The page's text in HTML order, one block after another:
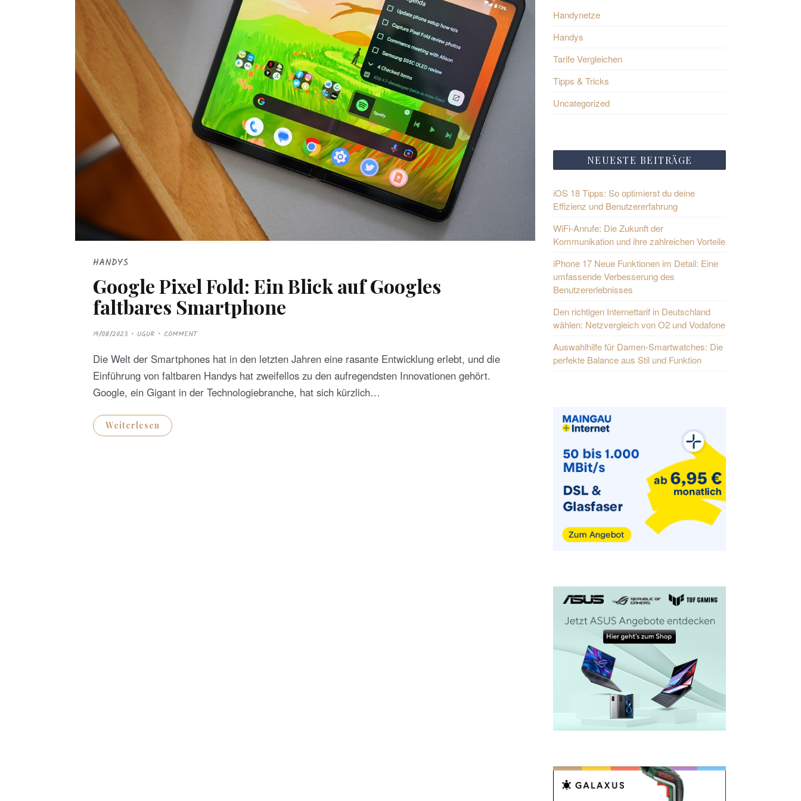
HANDYS
Google Pixel Fold: Ein Blick auf Googles
faltbares Smartphone
P
O
T
E
O
N
19/08/2023 UGUR COMMENT
Die Welt der Smartphones hat in den letzten Jahren eine rasante Entwicklung erlebt, und die
Einführung von faltbaren Handys hat zweifellos zu den aufregendsten Innovationen gehört.
Google, ein Gigant in der Technologiebranche, hat sich kürzlich…
Weiterlesen
Handynetze
Handys
Tarife Vergleichen
Tipps & Tricks
Uncategorized
NEUESTE BEITRÄGE
iOS 18 Tipps: So optimierst du deine
Effizienz und Benutzererfahrung
WiFi-Anrufe: Die Zukunft der
Kommunikation und ihre zahlreichen Vorteile
iPhone 17 Neue Funktionen im Detail: Eine
umfassende Verbesserung des
Benutzererlebnisses
Den richtigen Internettarif in Deutschland
wählen: Netzvergleich von O2 und Vodafone
Auswahlhilfe für Damen-Smartwatches: Die
perfekte Balance aus Stil und Funktion